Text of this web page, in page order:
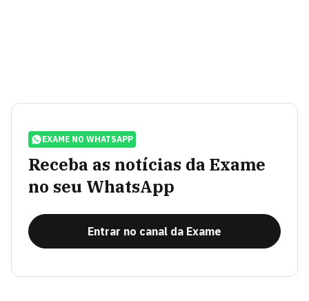
EXAME NO WHATSAPP
Receba as notícias da Exame
no seu WhatsApp
Entrar no canal da Exame